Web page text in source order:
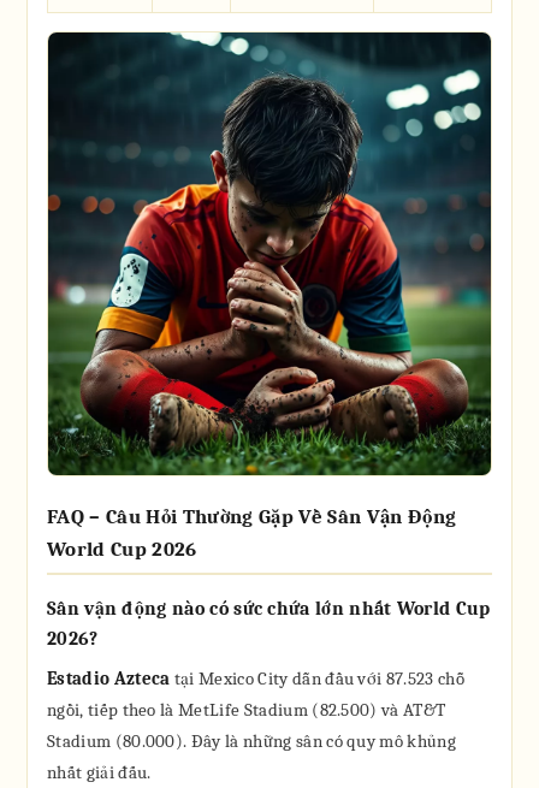
FAQ – Câu Hỏi Thường Gặp Về Sân Vận Động
World Cup 2026
Sân vận động nào có sức chứa lớn nhất World Cup
2026?
Estadio Azteca tại Mexico City dẫn đầu với 87.523 chỗ
ngồi, tiếp theo là MetLife Stadium (82.500) và AT&T
Stadium (80.000). Đây là những sân có quy mô khủng
nhất giải đấu.